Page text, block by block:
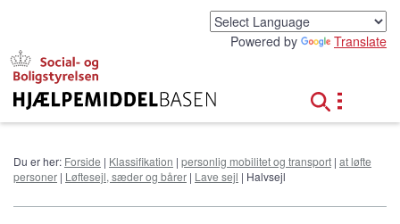
Powered by Translate
Du er her: Forside | Klassifikation | personlig mobilitet og transport | at løfte
personer | Løftesejl, sæder og bårer | Lave sejl | Halvsejl